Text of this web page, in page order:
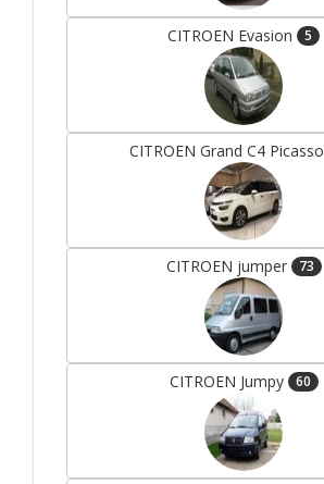
CITROEN Evasion 5
CITROEN Grand C4 Picasso
CITROEN jumper 73
CITROEN Jumpy 60